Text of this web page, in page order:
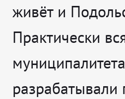
живёт и
Практически
разрабатывали